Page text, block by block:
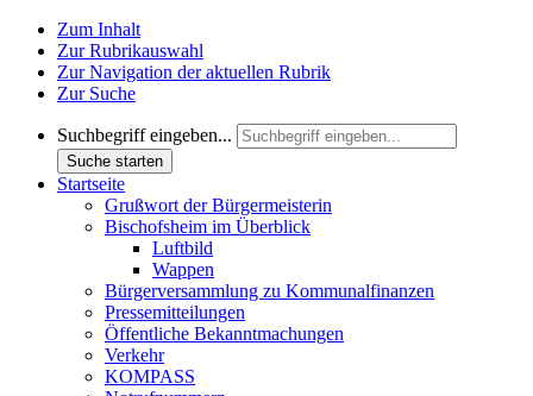
Zum Inhalt
Zur Rubrikauswahl
Zur Navigation der aktuellen Rubrik
Zur Suche
Suchbegriff eingeben...
Suche starten
Startseite
Grußwort der Bürgermeisterin
Bischofsheim im Überblick
Luftbild
Wappen
Bürgerversammlung zu Kommunalfinanzen
Pressemitteilungen
Öffentliche Bekanntmachungen
Verkehr
KOMPASS